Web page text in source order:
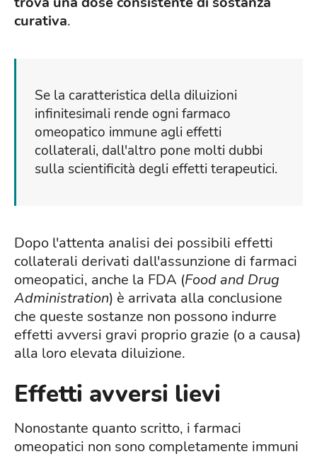
curativa.
Se la caratteristica della diluizioni
infinitesimali rende ogni farmaco
omeopatico immune agli effetti
collaterali, dall'altro pone molti dubbi
sulla scientificità degli effetti terapeutici.
Dopo l'attenta analisi dei possibili effetti
collaterali derivati dall'assunzione di farmaci
omeopatici, anche la FDA (Food and Drug
Administration) è arrivata alla conclusione
che queste sostanze non possono indurre
effetti avversi gravi proprio grazie (o a causa)
alla loro elevata diluizione.
Effetti avversi lievi
Nonostante quanto scritto, i farmaci
omeopatici non sono completamente immuni